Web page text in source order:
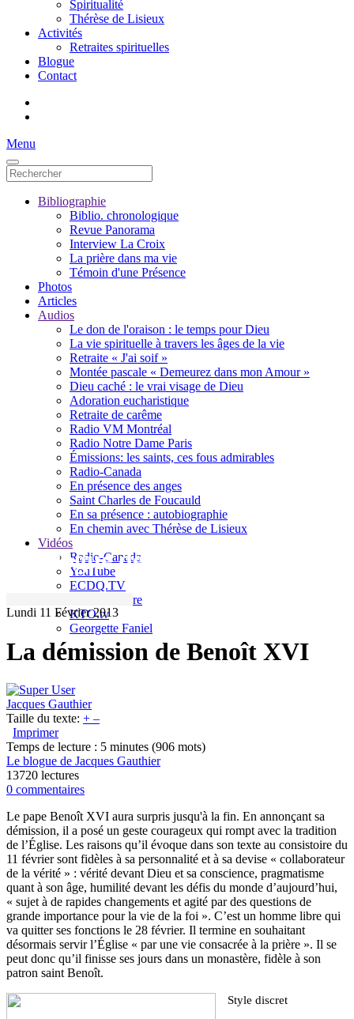
Spiritualité
Thérèse de Lisieux
Activités
Retraites spirituelles
Blogue
Contact
Menu
Bibliographie
Biblio. chronologique
Revue Panorama
Interview La Croix
La prière dans ma vie
Témoin d'une Présence
Photos
Articles
Audios
Le don de l'oraison : le temps pour Dieu
La vie spirituelle à travers les âges de la vie
Retraite « J'ai soif »
Montée pascale « Demeurez dans mon Amour »
Dieu caché : le vrai visage de Dieu
Adoration eucharistique
Retraite de carême
Radio VM Montréal
Radio Notre Dame Paris
Émissions: les saints, ces fous admirables
Radio-Canada
En présence des anges
Saint Charles de Foucauld
En sa présence : autobiographie
En chemin avec Thérèse de Lisieux
Vidéos
Radio-Canada
YouTube
ECDQ.TV
Sel et Lumière
KTO.tv
Georgette Faniel
Le blogue de Jacques Gauthier
Lundi 11 Février 2013
La démission de Benoît XVI
Jacques Gauthier
Taille du texte: + –
Imprimer
Temps de lecture : 5 minutes (906 mots)
Le blogue de Jacques Gauthier
13720 lectures
0 commentaires
Le pape Benoît XVI aura surpris jusqu'à la fin. En annonçant sa
démission, il a posé un geste courageux qui rompt avec la tradition
de l’Église. Les raisons qu’il évoque dans son texte au consistoire du
11 février sont fidèles à sa personnalité et à sa devise « collaborateur
de la vérité » : vérité devant Dieu et sa conscience, pragmatisme
quant à son âge, humilité devant les défis du monde d’aujourd’hui,
« sujet à de rapides changements et agité par des questions de
grande importance pour la vie de la foi ». C’est un homme libre qui
va quitter ses fonctions le 28 février. Il termine en souhaitant
désormais servir l’Église « par une vie consacrée à la prière ». Il se
peut donc qu’il finisse ses jours dans un monastère, fidèle à son
patron saint Benoît.
Style discret